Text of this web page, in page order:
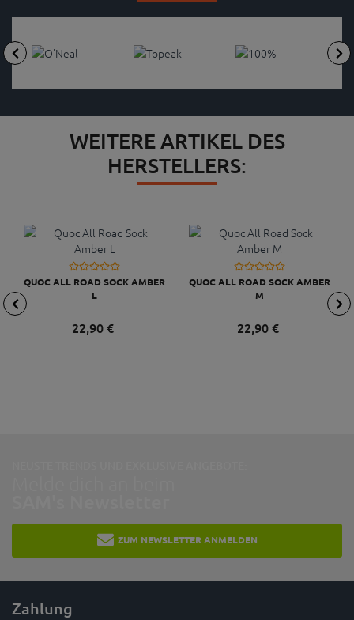
WEITERE ARTIKEL DES
HERSTELLERS:
QUOC ALL ROAD SOCK AMBER
L
22,90 €
QUOC ALL ROAD SOCK AMBER
M
22,90 €
ZUM NEWSLETTER ANMELDEN
Zahlung